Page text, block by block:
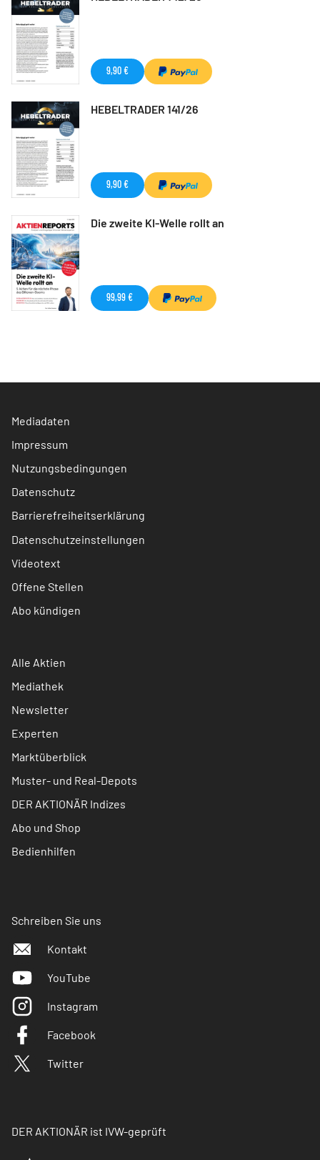
9,90 €
HEBELTRADER 141/26
9,90 €
Die zweite KI-Welle rollt an
99,99 €
Mediadaten
Impressum
Nutzungsbedingungen
Datenschutz
Barrierefreiheitserklärung
Datenschutzeinstellungen
Videotext
Offene Stellen
Abo kündigen
Alle Aktien
Mediathek
Newsletter
Experten
Marktüberblick
Muster- und Real-Depots
DER AKTIONÄR Indizes
Abo und Shop
Bedienhilfen
Schreiben Sie uns
Kontakt
YouTube
Instagram
Facebook
Twitter
DER AKTIONÄR ist IVW-geprüft